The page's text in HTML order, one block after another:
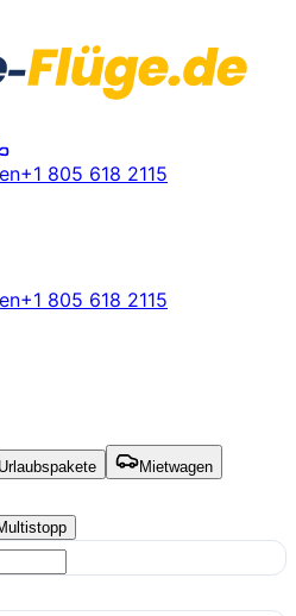
+1 805 618 2115
+1 805 618 2115
Urlaubspakete
Mietwagen